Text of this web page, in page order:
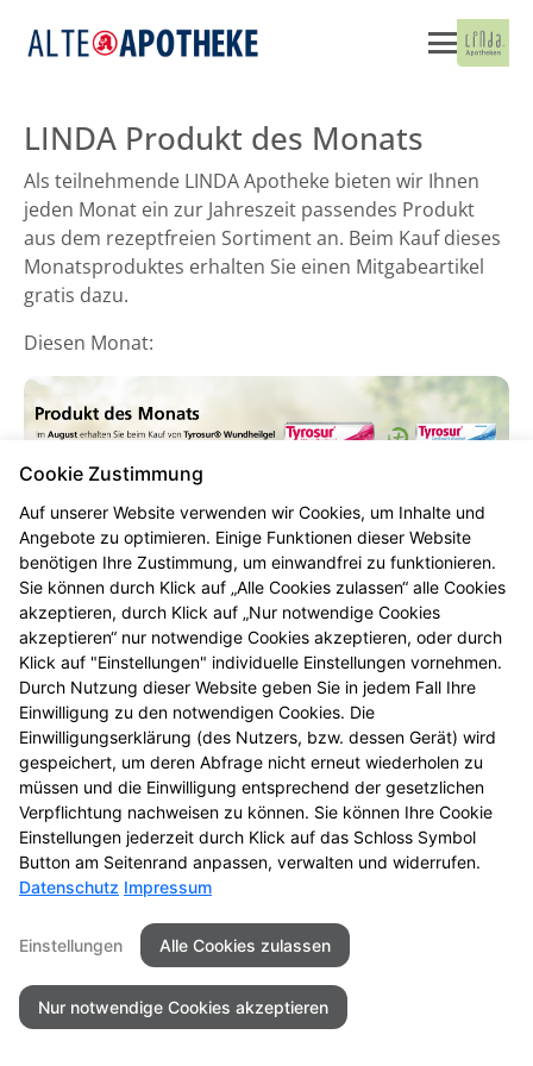
LINDA Produkt des Monats
Als teilnehmende LINDA Apotheke bieten wir Ihnen
jeden Monat ein zur Jahreszeit passendes Produkt
aus dem rezeptfreien Sortiment an. Beim Kauf dieses
Monatsproduktes erhalten Sie einen Mitgabeartikel
gratis dazu.
Diesen Monat:
Mehr Produktinformationen
Kontakt Impressum
Datenschutz
Barrierefreiheit
2026 © Alte Apotheke
Cookie Zustimmung
Auf unserer Website verwenden wir Cookies, um Inhalte und
Angebote zu optimieren. Einige Funktionen dieser Website
benötigen Ihre Zustimmung, um einwandfrei zu funktionieren.
Sie können durch Klick auf „Alle Cookies zulassen“ alle Cookies
akzeptieren, durch Klick auf „Nur notwendige Cookies
akzeptieren“ nur notwendige Cookies akzeptieren, oder durch
Klick auf "Einstellungen" individuelle Einstellungen vornehmen.
Durch Nutzung dieser Website geben Sie in jedem Fall Ihre
Einwilligung zu den notwendigen Cookies. Die
Einwilligungserklärung (des Nutzers, bzw. dessen Gerät) wird
gespeichert, um deren Abfrage nicht erneut wiederholen zu
müssen und die Einwilligung entsprechend der gesetzlichen
Verpflichtung nachweisen zu können. Sie können Ihre Cookie
Einstellungen jederzeit durch Klick auf das Schloss Symbol
Button am Seitenrand anpassen, verwalten und widerrufen.
Datenschutz Impressum
Einstellungen Alle Cookies zulassen
Nur notwendige Cookies akzeptieren